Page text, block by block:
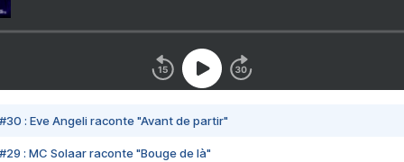
#30 : Eve Angeli raconte "Avant de partir"
#29 : MC Solaar raconte "Bouge de là"